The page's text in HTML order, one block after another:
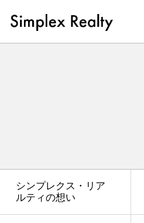
シンプレクス・リア
ルティの想い